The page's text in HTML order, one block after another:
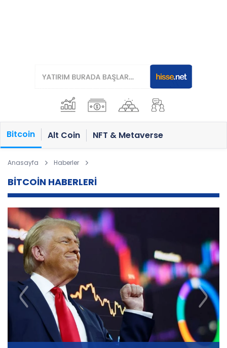
Bitcoin Alt Coin NFT & Metaverse
Anasayfa Haberler
BİTCOİN HABERLERİ